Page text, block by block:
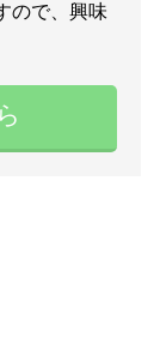
ので、興味